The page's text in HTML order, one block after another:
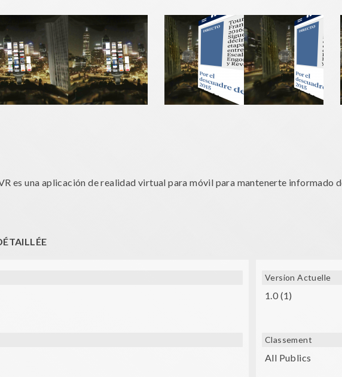
es una aplicación de realidad virtual para móvil para mantenerte informado
Version Actuelle
1.0 (1)
Classement
All Publics